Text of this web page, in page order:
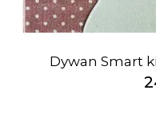
Dywan Smart